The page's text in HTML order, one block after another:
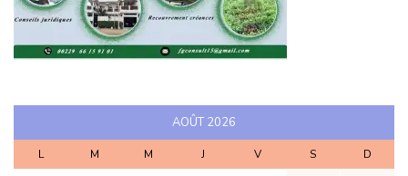
AOÛT 2026
L M M J V S D